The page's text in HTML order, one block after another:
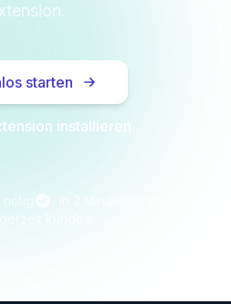
starten
installieren